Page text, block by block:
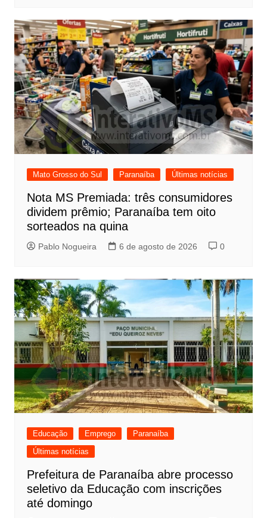
Mato Grosso do Sul Paranaíba Últimas notícias
Nota MS Premiada: três consumidores
dividem prêmio; Paranaíba tem oito
sorteados na quina
Pablo Nogueira 6 de agosto de 2026 0
Educação Emprego
Paranaíba
Últimas notícias
Prefeitura de Paranaíba abre processo
seletivo da Educação com inscrições
até domingo